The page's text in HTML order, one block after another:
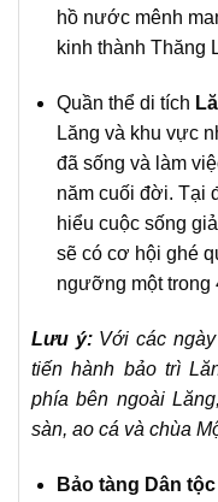
hồ nước mênh
kinh thành Thăng
Quần thể di tích
Lăng và khu vực
đã sống và làm
năm cuối đời. Tại
hiểu cuộc sống
sẽ có cơ hội ghé
ngưỡng một trong
Lưu ý: Với các
tiến hành bảo trì
phía bên ngoài
sàn, ao cá và chùa
Bảo tàng Dân